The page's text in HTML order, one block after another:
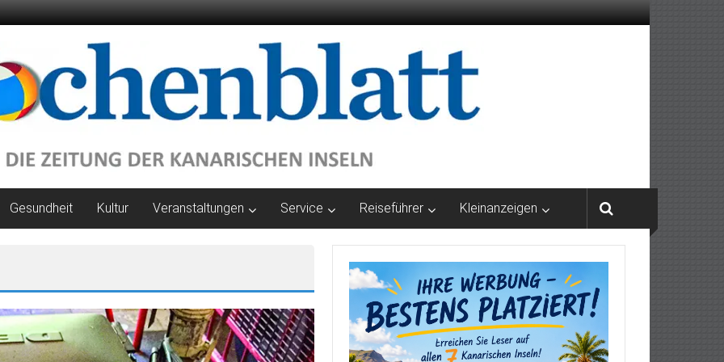
Gesundheit Kultur Veranstaltungen Service Reiseführer Kleinanzeigen